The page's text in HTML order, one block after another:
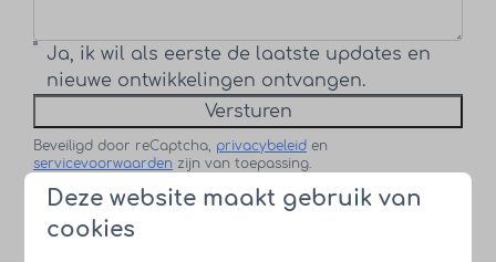
Ja, ik wil als eerste de laatste updates en
nieuwe ontwikkelingen ontvangen.
Versturen
Beveiligd door reCaptcha, privacybeleid en
servicevoorwaarden zijn van toepassing.
Proef alvast de sfeer van ons park
Deze website maakt gebruik van
cookies